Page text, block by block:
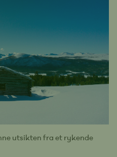
utsikten fra et rykende